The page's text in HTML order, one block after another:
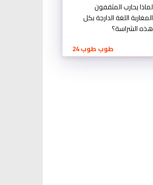
لماذا يحارب المثقفون
المغاربة اللغة الدارجة بكل
هذه الشراسة؟
طوب طوب 24